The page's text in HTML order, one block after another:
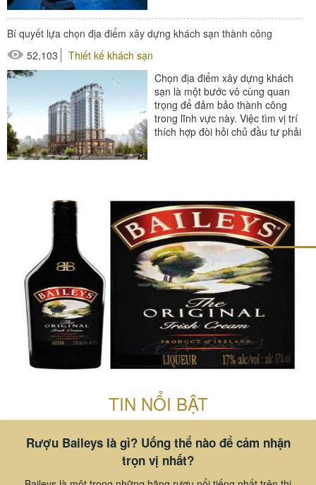
#thiết bị phòng tắm
Bí quyết lựa chọn địa điểm xây dựng khách sạn thành công
52,103
Thiết kế khách sạn
Chọn địa điểm xây dựng khách
sạn là một bước vô cùng quan
trọng để đảm bảo thành công
trong lĩnh vực này. Việc tìm vị trí
thích hợp đòi hỏi chủ đầu tư phải
#thiết bị sảnh - ngoại cảnh
TIN NỔI BẬT
Rượu Baileys là gì? Uống thể nào để cảm nhận
trọn vị nhất?